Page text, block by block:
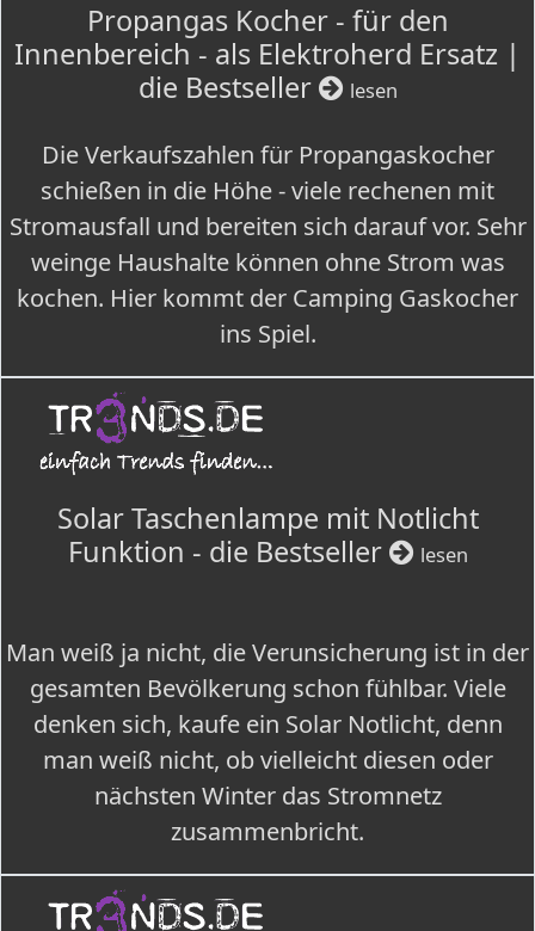
Propangas Kocher - für den
Innenbereich - als Elektroherd Ersatz |
die Bestseller
lesen
Die Verkaufszahlen für Propangaskocher
schießen in die Höhe - viele rechenen mit
Stromausfall und bereiten sich darauf vor. Sehr
weinge Haushalte können ohne Strom was
kochen. Hier kommt der Camping Gaskocher
ins Spiel.
Solar Taschenlampe mit Notlicht
Funktion - die Bestseller
lesen
Man weiß ja nicht, die Verunsicherung ist in der
gesamten Bevölkerung schon fühlbar. Viele
denken sich, kaufe ein Solar Notlicht, denn
man weiß nicht, ob vielleicht diesen oder
nächsten Winter das Stromnetz
zusammenbricht.